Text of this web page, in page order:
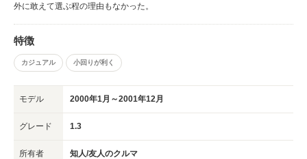
外に敢えて選ぶ程の理由もなかった。
特徴
カジュアル 小回りが利く
モデル 2000年1月～2001年12月
グレード 1.3
所有者 知人/友人のクルマ